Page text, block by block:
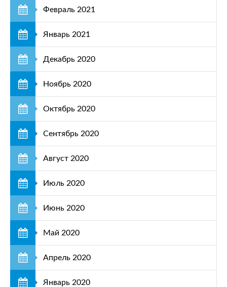
Февраль 2021
Январь 2021
Декабрь 2020
Ноябрь 2020
Октябрь 2020
Сентябрь 2020
Август 2020
Июль 2020
Июнь 2020
Май 2020
Апрель 2020
Январь 2020